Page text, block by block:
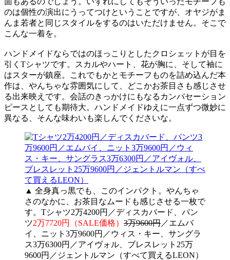
のは個性の演出にうってつけということですが、オヤジがま
んま若者と同じスタイルをするのはいただけません。そこで
こんな一着を。
ハンドメイドならではのほっこりとしたクロシェットが目を
引くTシャツです。スカルやハート、花が胸に、そして袖に
はスターが鎮座。これでもかとモチーフものを詰め込んだ本
作は、やんちゃな雰囲気にして、どこかお茶目さも感じさせ
る出来映えです。会話のきっかけにもなるカンバセーション
ピースとしても期待大。ハンドメイドゆえに一点ずつ微妙に
異なる、そんな味わいも楽しんでくださいな。
▲ 全身真っ黒でも、このインパクト。やんちゃ
さのなかに、お茶目なムードも感じさせる一枚で
す。Tシャツ2万4200円／ディスカバード、パン
ツ2万7720円（SALE価格） 3万9600円／エムバ
イ、ニット3万9600円／ウィス・キー、サングラ
ス3万6300円／アイヴォル、ブレスレット25万
9600円／ジェントルマン（すべて買えるLEON）